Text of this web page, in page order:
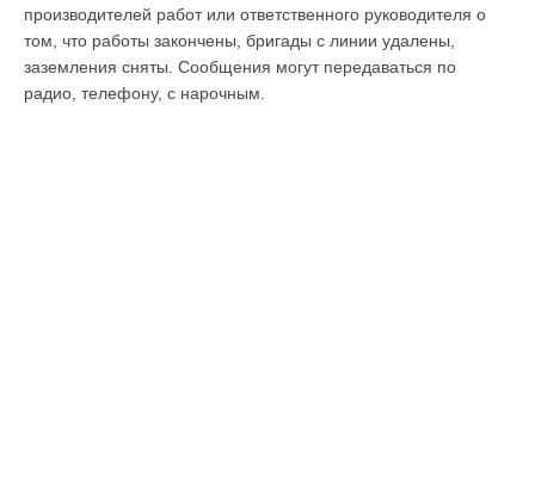
производителей работ или ответ­ственного руководителя о
том, что работы закончены, бригады с линии уда­лены,
заземления сняты. Сообщения могут передаваться по
радио, теле­фону, с нарочным.